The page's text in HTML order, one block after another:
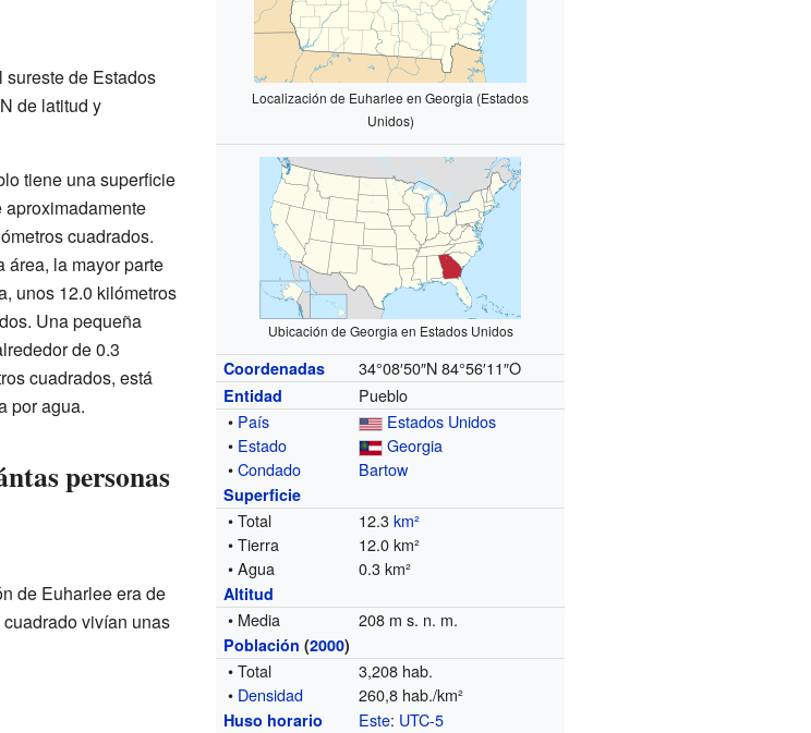
Localización de Euharlee en Georgia (Estados
Unidos)
Ubicación de Georgia en Estados Unidos
Coordenadas 34°08′50″N 84°56′11″O
Entidad
Pueblo
• País
Estados Unidos
• Estado
Georgia
•Condado Bartow
Superficie
• Total 12.3km²
• Tierra
12.0 km²
• Agua
0.3 km²
Altitud
• Media 208 m s. n. m.
Población (2000)
• Total
3,208 hab.
• Densidad 260,8 hab./km²
Huso horario Este: UTC-5
de Estados
de latitud y
tiene una superficie
aproximadamente
cuadrados.
área, la mayor parte
unos 12.0 kilómetros
Una pequeña
de 0.3
cuadrados, está
por agua.
personas
de Euharlee era de
vivían unas